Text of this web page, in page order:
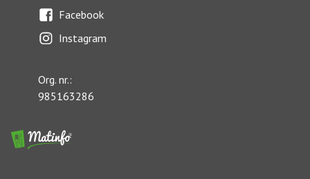
Facebook
Instagram
Org. nr.:
985163286